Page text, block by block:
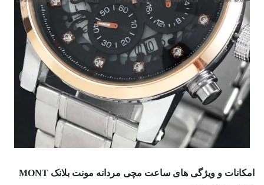
امکانات و ویژگی های ساعت مچی مردانه مونت بلانک MONT